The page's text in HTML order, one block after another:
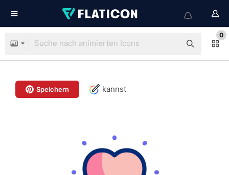
0
Speichern kannst